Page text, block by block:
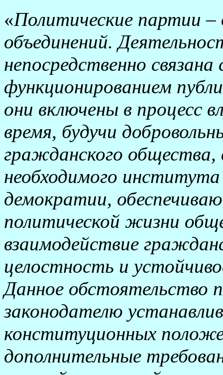
«Политические партии
объединений.
непосредственно связана
функционированием
они включены в процесс
время, будучи
гражданского
необходимого
демократии,
политической жизни
взаимодействие
целостность и
Данное обстоятельство
законодателю
конституционных
дополнительные